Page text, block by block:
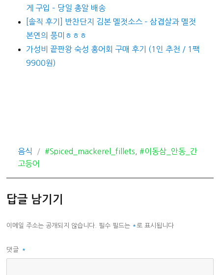
게 구입 – 당일 총알 배송
[솔직 후기] 반찬단지 김본 멜젓소스 – 삼겹살과 멜젓
본연의 풍미ㅎㅎㅎ
가성비 끝판왕 숙성 홍어회 구매 후기 (1인 추천 / 1팩
9900원)
카
테
음식
태
#Spiced_mackerel_fillets, #이동삼_안동_간
고등어
답글 남기기
이메일 주소는 공개되지 않습니다. 필수 필드는 *로 표시됩니다
댓글 *